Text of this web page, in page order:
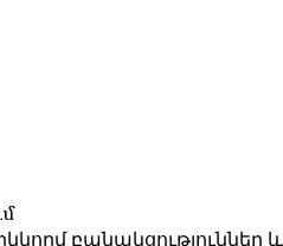
բանակցություններ